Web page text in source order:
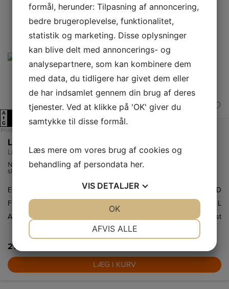
A
↑
G
Produktdatablad
Liebherr Fryseskab FNd 5056-20 001
Liebherr Fryseskab FNd 5056-20 001
NoFrost som beskytter fryserummet mod uønsket tilisning, så du
slipper for at afrimning.
Energiklasse
D
Frysekapacitet netto
239 L
Afrimningssystem
NoFrost
21.499,-
LÆG I KURV
formål, herunder: Tilpasning af annoncering,
bedre brugeroplevelse, funktionalitet,
statistik og marketing. Disse oplysninger
kan blive delt med annoncerings- og
analysepartnere, som kan kombinere dem
med data, du tidligere har givet dem eller
de har indsamlet gennem din brug af deres
tjenester. Ved at klikke på 'OK' giver du
samtykke til disse formål.
Læs mere om vores brug af cookies og
behandling af persondata her.
VIS DETALJER
AFVIS ALLE
OK